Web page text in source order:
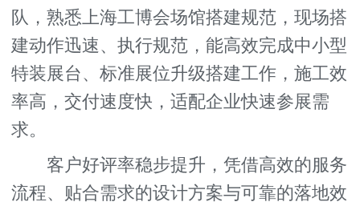
队，熟悉上海工博会场馆搭建规范，现场搭
建动作迅速、执行规范，能高效完成中小型
特装展台、标准展位升级搭建工作，施工效
率高，交付速度快，适配企业快速参展需
求。
客户好评率稳步提升，凭借高效的服务
流程、贴合需求的设计方案与可靠的落地效